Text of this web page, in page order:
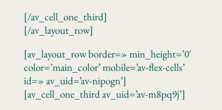
[/av_cell_one_third]
[/av_layout_row]
[av_layout_row border=» min_height=’0′
color=’main_color’ mobile=’av-flex-cells’
id=» av_uid=’av-nipogn’]
[av_cell_one_third av_uid=’av-m8pq9j’]